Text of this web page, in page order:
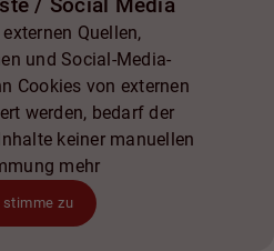
/ Social Media
Quellen,
und Social-Media-
Cookies von externen
werden, bedarf der
keiner manuellen
mehr
stimme zu